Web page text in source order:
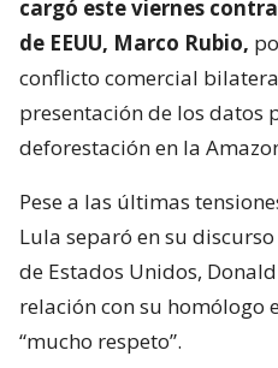
cargó este viernes
de EEUU, Marco Rubio,
conflicto comercial
presentación de los datos
deforestación en la
Pese a las últimas
Lula separó en su
de Estados Unidos,
relación con su homólogo
“mucho respeto”.